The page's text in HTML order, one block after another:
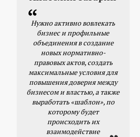
Нужно активно вовлекать
бизнес и профильные
объединения в создание
новых нормативно-
правовых актов, создать
максимальные условия для
повышения доверия между
бизнесом и властью, а также
выработать «шаблон», по
которому будет
происходить их
взаимодействие